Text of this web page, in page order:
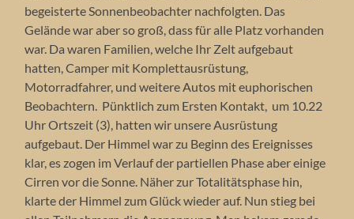
begeisterte Sonnenbeobachter nachfolgten. Das
Gelände war aber so groß, dass für alle Platz vorhanden
war. Da waren Familien, welche Ihr Zelt aufgebaut
hatten, Camper mit Komplettausrüstung,
Motorradfahrer, und weitere Autos mit euphorischen
Beobachtern. Pünktlich zum Ersten Kontakt, um 10.22
Uhr Ortszeit (3), hatten wir unsere Ausrüstung
aufgebaut. Der Himmel war zu Beginn des Ereignisses
klar, es zogen im Verlauf der partiellen Phase aber einige
Cirren vor die Sonne. Näher zur Totalitätsphase hin,
klarte der Himmel zum Glück wieder auf. Nun stieg bei